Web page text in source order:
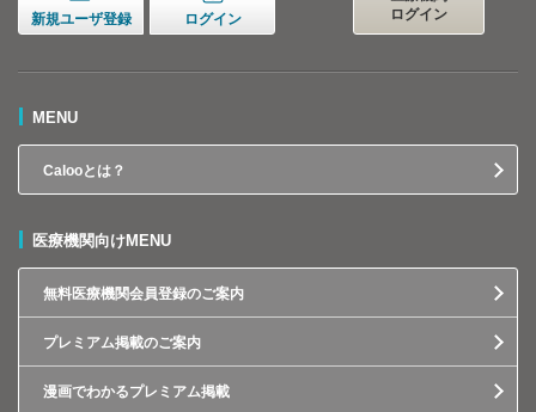
新規ユーザ登録 ログイン
ログイン
MENU
Calooとは？
医療機関向けMENU
無料医療機関会員登録のご案内
プレミアム掲載のご案内
漫画でわかるプレミアム掲載